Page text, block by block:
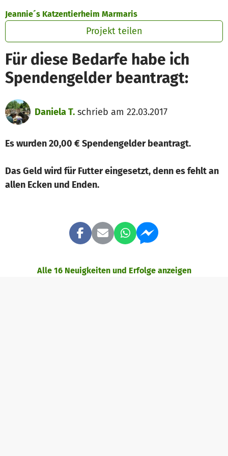
Jeannie´s Katzentierheim Marmaris
Projekt teilen
Für diese Bedarfe habe ich
Spendengelder beantragt:
Daniela T. schrieb am 22.03.2017
Es wurden 20,00 € Spendengelder beantragt.
Das Geld wird für Futter eingesetzt, denn es fehlt an
allen Ecken und Enden.
Alle 16 Neuigkeiten und Erfolge anzeigen